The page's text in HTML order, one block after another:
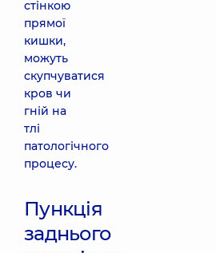
стінкою
прямої
кишки,
можуть
скупчуватися
кров чи
гній на
тлі
патологічного
процесу.
Пункція
заднього